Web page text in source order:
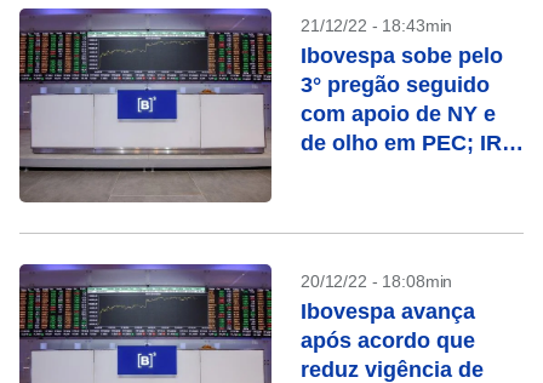
21/12/22 - 18:43min
Ibovespa sobe pelo
3° pregão seguido
com apoio de NY e
de olho em PEC; IRB
20/12/22 - 18:08min
Ibovespa avança
após acordo que
reduz vigência de